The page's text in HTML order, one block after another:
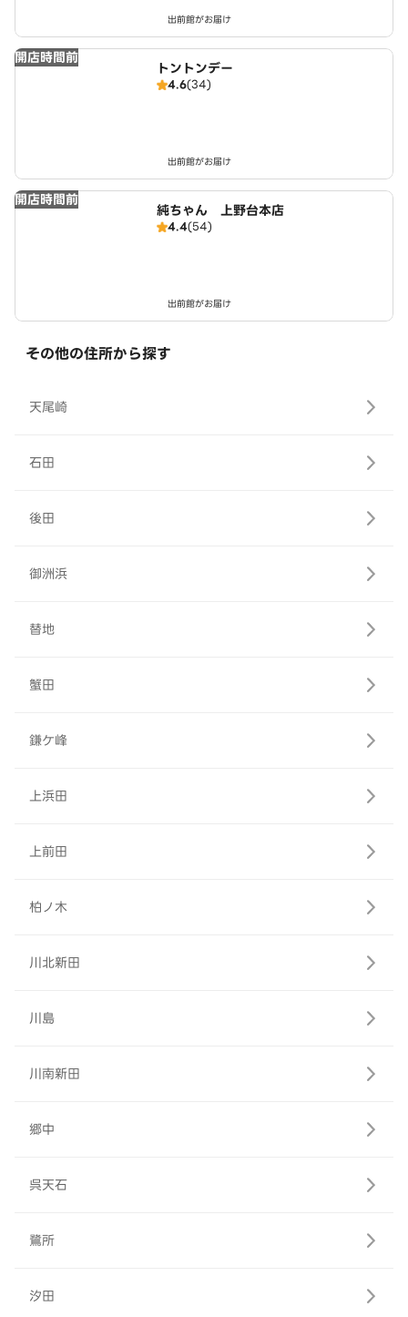
出前館がお届け
開店時間前
トントンデー
4.6(34)
出前館がお届け
開店時間前
純ちゃん 上野台本店
4.4(54)
出前館がお届け
その他の住所から探す
天尾崎
石田
後田
御洲浜
替地
蟹田
鎌ケ峰
上浜田
上前田
柏ノ木
川北新田
川島
川南新田
郷中
呉天石
鷺所
汐田